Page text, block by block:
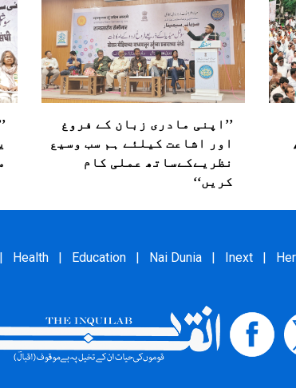
’’اپنی مادری زبان کے فروغ
اور اشاعت کیلئے ہم سب وسیع
نظریےکےساتھ عملی کام
کریں‘‘
| Health | Education | Nai Dunia | Inext |